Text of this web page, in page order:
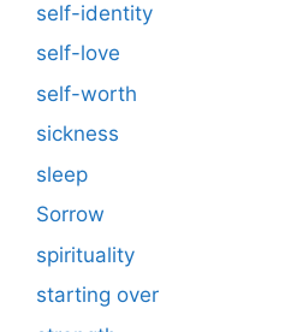
self-identity
self-love
self-worth
sickness
sleep
Sorrow
spirituality
starting over